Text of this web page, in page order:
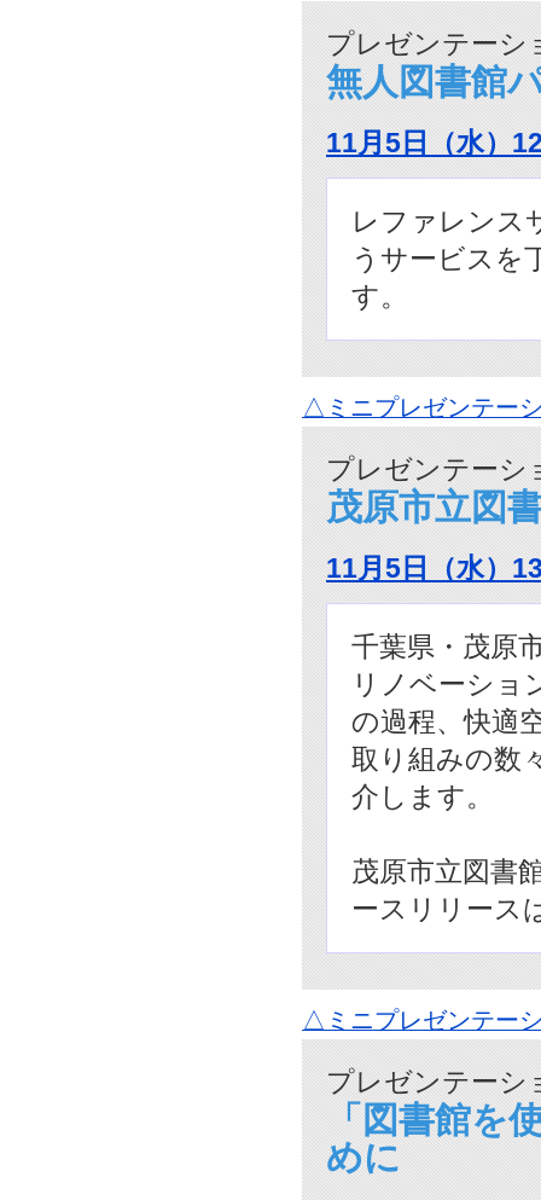
プレゼンテーシ
無人図書館
11月5日（水）
レファレンス
うサービスを
す。
△ミニプレゼンテー
プレゼンテーシ
茂原市立図
11月5日（水）
千葉県・茂原
リノベーショ
の過程、快適
取り組みの数
介します。
茂原市立図書
ースリリース
△ミニプレゼンテー
プレゼンテーシ
「図書館
めに